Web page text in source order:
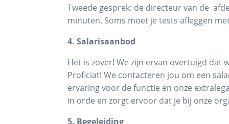
Tweede gesprek: de directeur van de
minuten. Soms moet je tests afleggen
4. Salarisaanbod
Het is zover! We zijn ervan overtuigd dat
Proficiat! We contacteren jou om een
ervaring voor de functie en onze
in orde en zorgt ervoor dat je bij onze
5. Begeleiding